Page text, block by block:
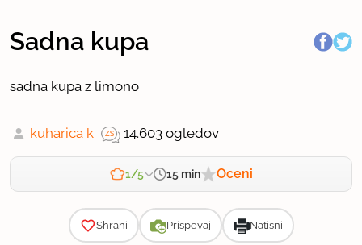
Sadna kupa
sadna kupa z limono
kuharica k 14.603 ogledov
1/5 15 min Oceni
Shrani Prispevaj Natisni